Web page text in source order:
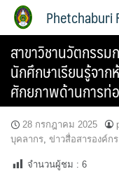
Phetchaburi
สาขาวิชานวัตกรรม
นักศึกษาเรียนรู้จา
ศักยภาพด้านการท่
28 กรกฎาคม 2025
บุคลากร, ข่าวสื่อสารองค์กร
จำนวนผู้ชม : 6